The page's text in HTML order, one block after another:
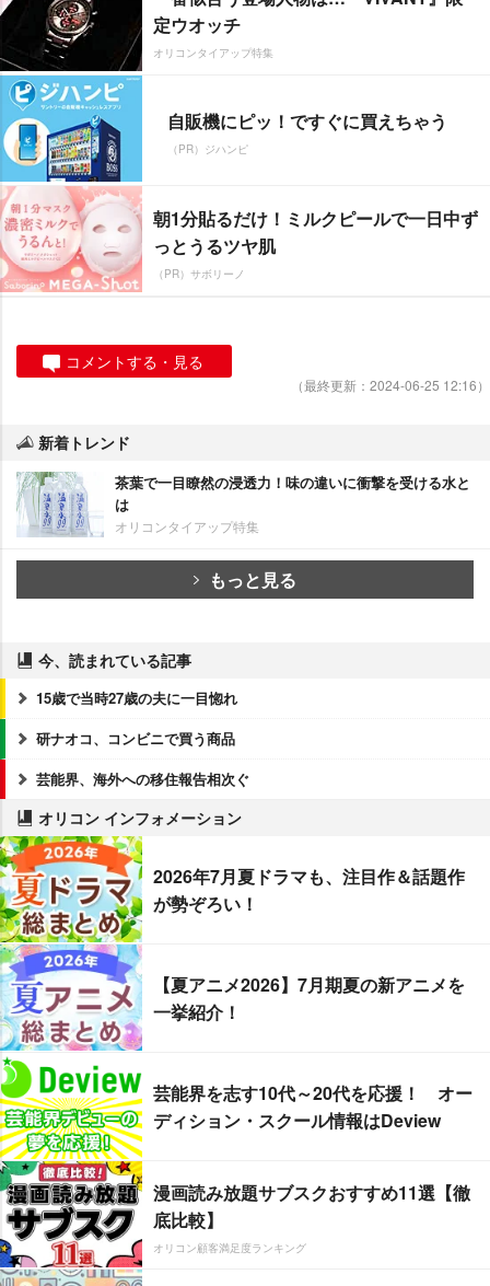
定ウオッチ
オリコンタイアップ特集
自販機にピッ！ですぐに買えちゃう
（PR）ジハンピ
朝1分貼るだけ！ミルクピールで一日中ず
っとうるツヤ肌
（PR）サボリーノ
コメントする・見る
（最終更新：2024-06-25 12:16）
新着トレンド
茶葉で一目瞭然の浸透力！味の違いに衝撃を受ける水と
は
オリコンタイアップ特集
もっと見る
今、読まれている記事
15歳で当時27歳の夫に一目惚れ
研ナオコ、コンビニで買う商品
芸能界、海外への移住報告相次ぐ
オリコン インフォメーション
2026年7月夏ドラマも、注目作＆話題作
が勢ぞろい！
【夏アニメ2026】7月期夏の新アニメを
一挙紹介！
芸能界を志す10代～20代を応援！ オー
ディション・スクール情報はDeview
漫画読み放題サブスクおすすめ11選【徹
底比較】
オリコン顧客満足度ランキング